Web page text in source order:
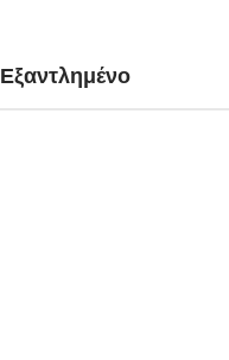
Εξαντλημένο